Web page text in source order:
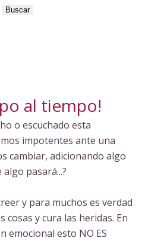
al tiempo!
o escuchado esta
impotentes ante una
cambiar, adicionando algo
pasará...?
y para muchos es verdad
cosas y cura las heridas. En
emocional esto NO ES